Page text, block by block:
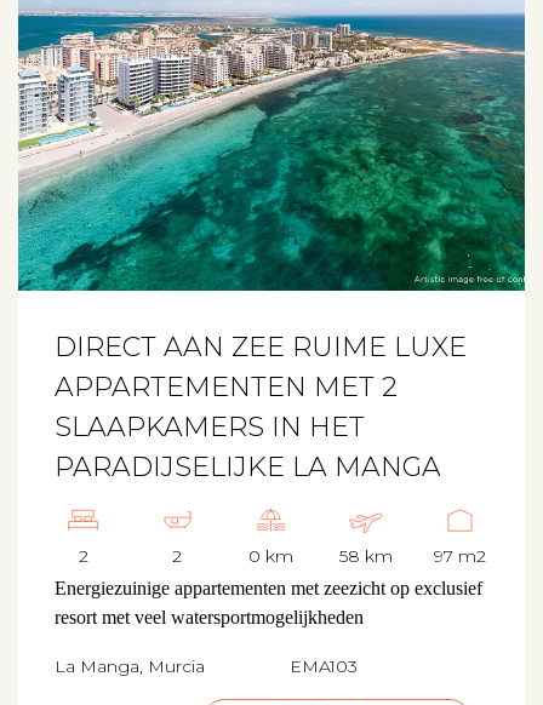
DIRECT AAN ZEE RUIME LUXE
APPARTEMENTEN MET 2
SLAAPKAMERS IN HET
PARADIJSELIJKE LA MANGA
2 2 0 km 58 km 97 m2
Energiezuinige appartementen met zeezicht op exclusief
resort met veel watersportmogelijkheden
La Manga, Murcia EMA103